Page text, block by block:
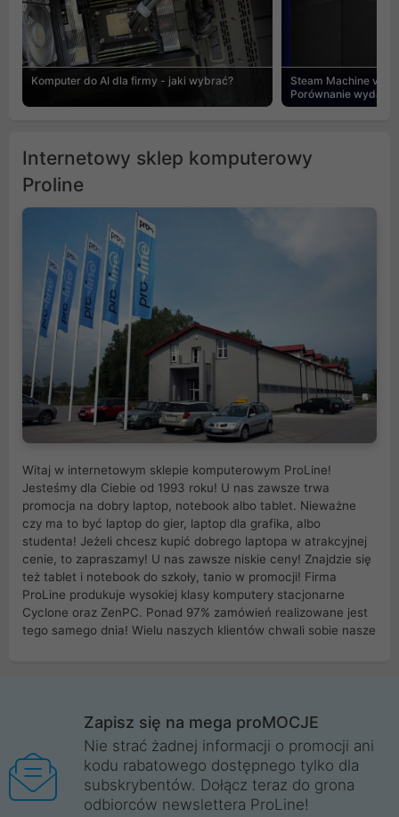
Komputer do AI dla firmy - jaki wybrać?
Steam Machine vs
Porównanie
Internetowy sklep komputerowy
Proline
Witaj w internetowym sklepie komputerowym ProLine!
Jesteśmy dla Ciebie od 1993 roku! U nas zawsze trwa
promocja na dobry laptop, notebook albo tablet. Nieważne
czy ma to być laptop do gier, laptop dla grafika, albo
studenta! Jeżeli chcesz kupić dobrego laptopa w atrakcyjnej
cenie, to zapraszamy! U nas zawsze niskie ceny! Znajdzie się
też tablet i notebook do szkoły, tanio w promocji! Firma
ProLine produkuje wysokiej klasy komputery stacjonarne
Cyclone oraz ZenPC. Ponad 97% zamówień realizowane jest
tego samego dnia! Wielu naszych klientów chwali sobie nasze
Wrocław, Poznań, Legnica, Katowice, Gliwice, Kalisz, Bytom,
Trzebnica, Opole. Szybka i profesjonalna obsługa!
ProLine to polska firma ze 100% polskim kapitałem. Działamy
legalnie i płacimy podatki w naszym kraju! Posiadamy siedzibę
główną w Mirkowie oraz salony na terenie kraju. Cała
Zapisz się na mega proMOCJE
Nie strać żadnej informacji o promocji ani
kodu rabatowego dostępnego tylko dla
subskrybentów. Dołącz teraz do grona
odbiorców newslettera ProLine!